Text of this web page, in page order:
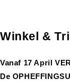
Winkel &
Vanaf 17 April
De